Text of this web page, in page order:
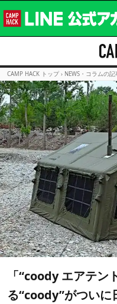
CAMP HACK トップ › NEWS・コラムの記
「“coody エアテン
る“coody”がついに